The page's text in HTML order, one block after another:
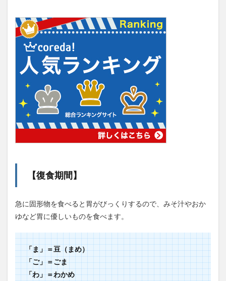
【復食期間】
急に固形物を食べると胃がびっくりするので、みそ汁やおか
ゆなど胃に優しいものを食べます。
「ま」＝豆（まめ）
「ご」＝ごま
「わ」＝わかめ